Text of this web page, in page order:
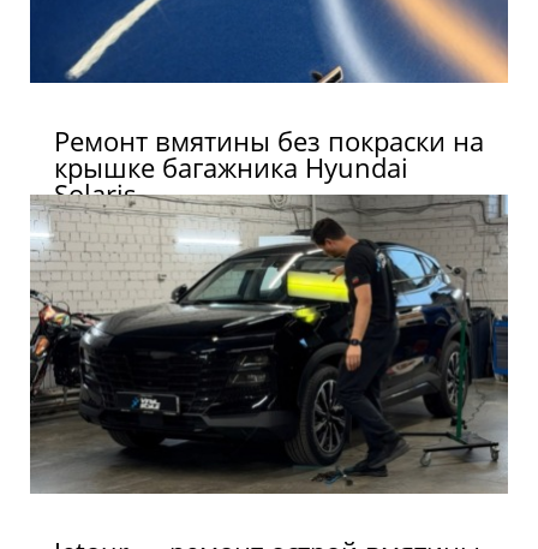
Ремонт вмятины без покраски на
крышке багажника Hyundai
Solaris